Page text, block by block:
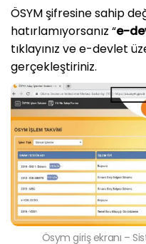
ÖSYM şifresine sahip
hatırlamıyorsanız “e-
tıklayınız ve e-devlet
gerçekleştiriniz.
Ösym giriş ekranı –